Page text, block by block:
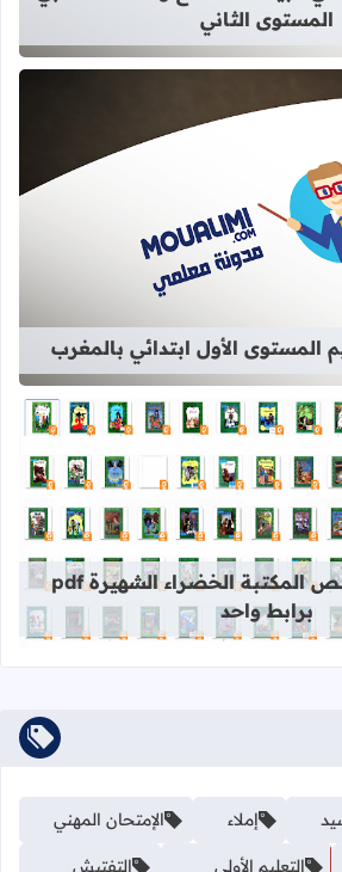
المستوى الثاني
قراءة المزيد عن سور القرآن الكريم
المستوى الأول ابتدائي بالمغرب
قراءة المزيد عن 63 قصة من قصص المكتبة الخضراء الشهيرة pdf برابط واحد
63 قصة من قصص المكتبة الخضراء الشهيرة pdf
برابط واحد
إملاء الإمتحان المهني
التعليم الأولي التفتيش